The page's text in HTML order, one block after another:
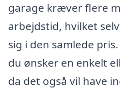
garage kræver flere
arbejdstid, hvilket
sig i den samlede
du ønsker en enkelt
da det også vil have